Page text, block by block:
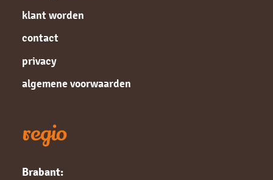
klant worden
contact
privacy
algemene voorwaarden
regio
Brabant: